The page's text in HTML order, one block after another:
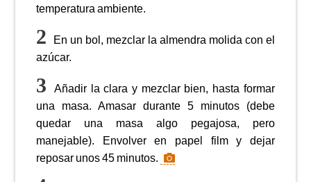
temperatura ambiente.
En un bol, mezclar la almendra molida con el
azúcar.
Añadir la clara y mezclar bien, hasta formar
una masa. Amasar durante 5 minutos (debe
quedar una masa algo pegajosa, pero
manejable). Envolver en papel film y dejar
reposar unos 45 minutos.